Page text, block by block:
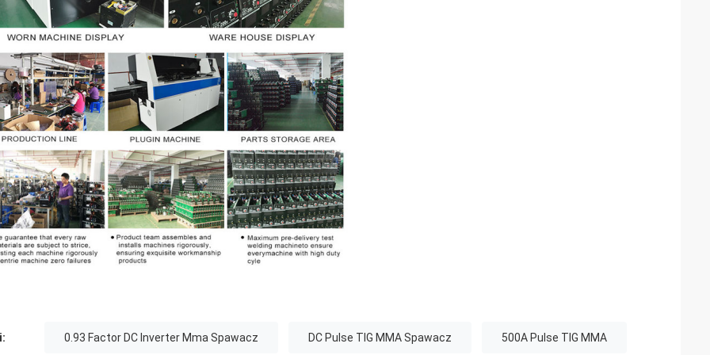
0.93 Factor DC Inverter Mma Spawacz DC Pulse TIG MMA Spawacz 500A Pulse TIG MMA